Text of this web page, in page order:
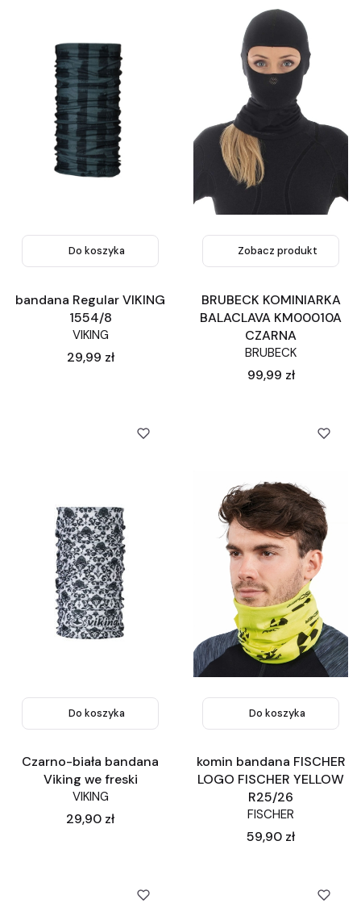
Do koszyka
bandana Regular VIKING
1554/8
VIKING
Cena
29,99 zł
Zobacz produkt
BRUBECK KOMINIARKA
BALACLAVA KM00010A
CZARNA
BRUBECK
Cena
99,99 zł
Do koszyka
Czarno-biała bandana
Viking we freski
VIKING
Cena
29,90 zł
Do koszyka
komin bandana FISCHER
LOGO FISCHER YELLOW
R25/26
FISCHER
Cena
59,90 zł